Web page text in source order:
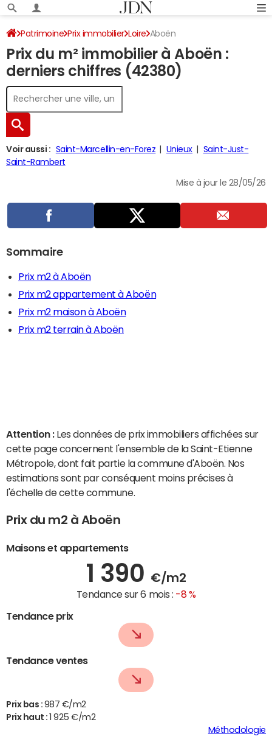
Patrimoine Prix immobilier Loire Aboën
Prix du m² immobilier à Aboën :
derniers chiffres (42380)
Voir aussi : Saint-Marcellin-en-Forez Unieux
Saint-Just-
Saint-Rambert
Mise à jour le 28/05/26
Sommaire
Prix m2 à Aboën
Prix m2 appartement à Aboën
Prix m2 maison à Aboën
Prix m2 terrain à Aboën
Attention : Les données de prix immobiliers affichées sur
cette page concernent l'ensemble de la Saint-Etienne
Métropole, dont fait partie la commune d'Aboën. Nos
estimations sont par conséquent moins précises à
l'échelle de cette commune.
Prix du m2 à Aboën
Maisons et appartements
1 390 €/m2
Tendance sur 6 mois : -8 %
Tendance prix
Tendance ventes
Prix bas : 987 €/m2
Prix haut :
1 925 €/m2
Méthodologie